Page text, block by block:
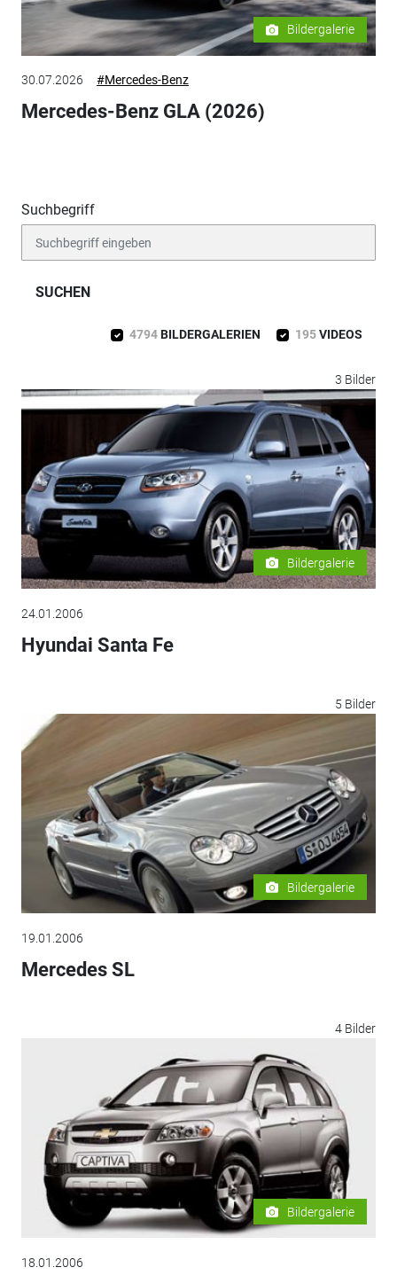
Bildergalerie
30.07.2026 #Mercedes-Benz
Mercedes-Benz GLA (2026)
Suchbegriff
SUCHEN
4794BILDERGALERIEN 195VIDEOS
3 Bilder
Bildergalerie
24.01.2006
Hyundai Santa Fe
5 Bilder
Bildergalerie
19.01.2006
Mercedes SL
4 Bilder
Bildergalerie
18.01.2006